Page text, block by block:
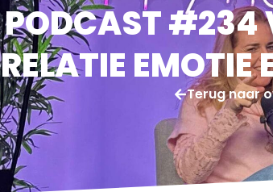
PODCAST #234
RELATIE EMOTIE
Terug naar